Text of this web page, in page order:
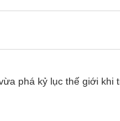
phá kỷ lục thế giới khi